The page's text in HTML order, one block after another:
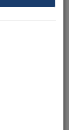
oder von